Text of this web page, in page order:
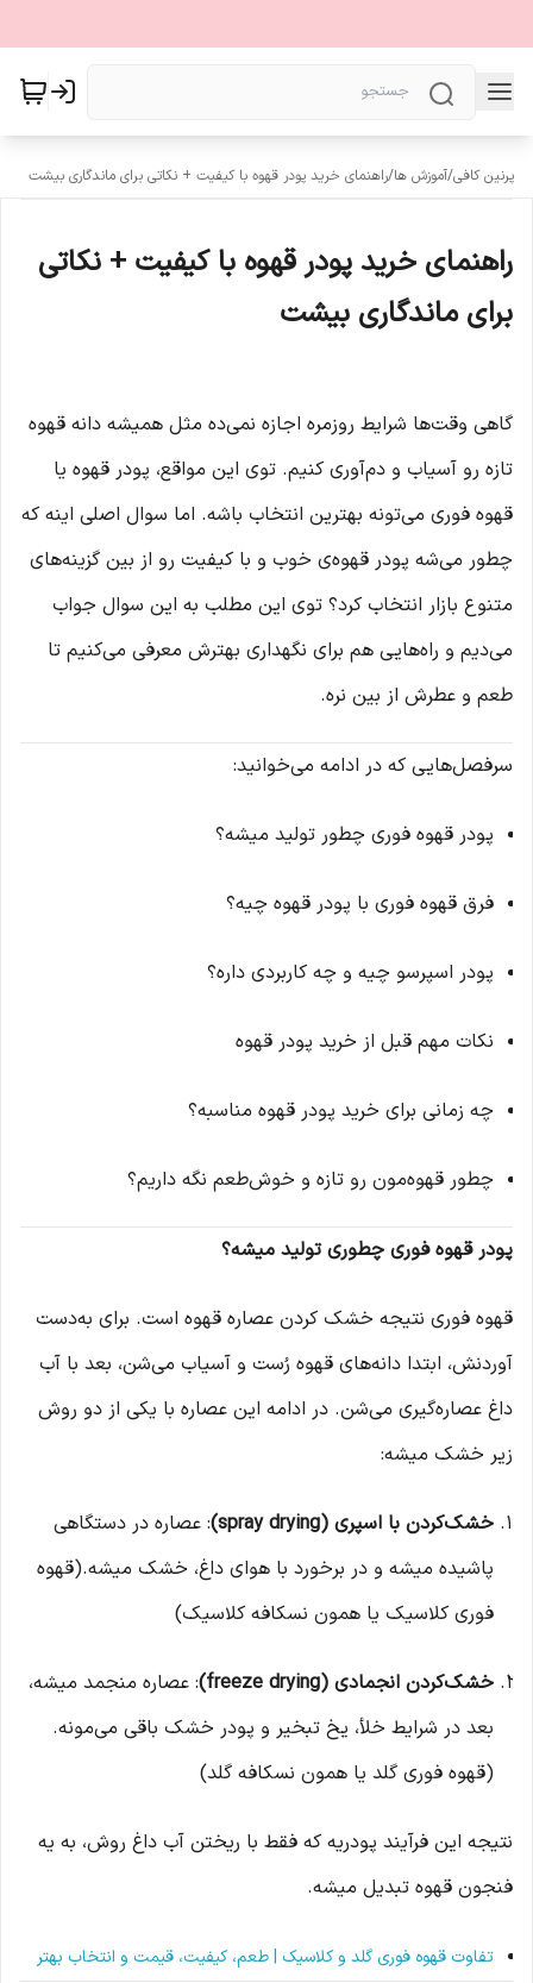
پرنین کافی/آموزش ها/راهنمای خرید پودر قهوه با کیفیت + نکاتی برای ماندگاری بیشت
راهنمای خرید پودر قهوه با کیفیت + نکاتی
برای ماندگاری بیشت
گاهی وقت‌ها شرایط روزمره اجازه نمی‌ده مثل همیشه دانه قهوه
تازه رو آسیاب و دم‌آوری کنیم. توی این مواقع، پودر قهوه یا
قهوه فوری می‌تونه بهترین انتخاب باشه. اما سوال اصلی اینه که
چطور می‌شه پودر قهوه‌ی خوب و با کیفیت رو از بین گزینه‌های
متنوع بازار انتخاب کرد؟ توی این مطلب به این سوال جواب
می‌دیم و راه‌هایی هم برای نگهداری بهترش معرفی می‌کنیم تا
طعم و عطرش از بین نره.
سرفصل‌هایی که در ادامه می‌خوانید:
پودر قهوه فوری چطور تولید میشه؟
فرق قهوه فوری با پودر قهوه چیه؟
پودر اسپرسو چیه و چه کاربردی داره؟
نکات مهم قبل از خرید پودر قهوه
چه زمانی برای خرید پودر قهوه مناسبه؟
چطور قهوه‌مون رو تازه و خوش‌طعم نگه داریم؟
پودر قهوه فوری چطوری تولید میشه؟
قهوه فوری نتیجه خشک کردن عصاره قهوه‌ است. برای به‌دست
آوردنش، ابتدا دانه‌های قهوه رُست و آسیاب می‌شن، بعد با آب
داغ عصاره‌گیری می‌شن. در ادامه این عصاره با یکی از دو روش
زیر خشک میشه:
خشک‌کردن با اسپری (spray drying)
: عصاره در دستگاهی
پاشیده میشه و در برخورد با هوای داغ، خشک میشه.(قهوه
فوری کلاسیک یا همون نسکافه کلاسیک)
خشک‌کردن انجمادی (freeze drying)
: عصاره منجمد میشه،
بعد در شرایط خلأ، یخ تبخیر و پودر خشک باقی می‌مونه.
(قهوه فوری گلد یا همون نسکافه گلد)
نتیجه این فرآیند پودریه که فقط با ریختن آب داغ روش، به یه
فنجون قهوه تبدیل میشه.
تفاوت قهوه فوری گلد و کلاسیک | طعم، کیفیت، قیمت و انتخاب بهتر